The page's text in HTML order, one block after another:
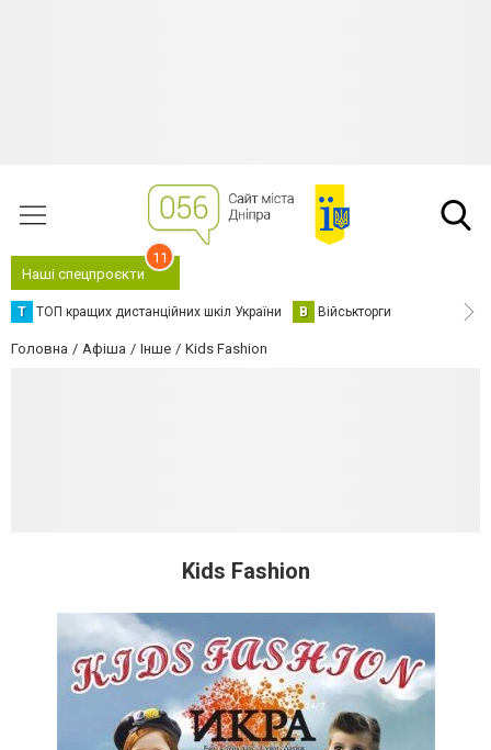
Наші спецпроєкти
11
Т ТОП кращих дистанційних шкіл України В Військторги
Головна Афіша Інше Kids Fashion
Kids Fashion